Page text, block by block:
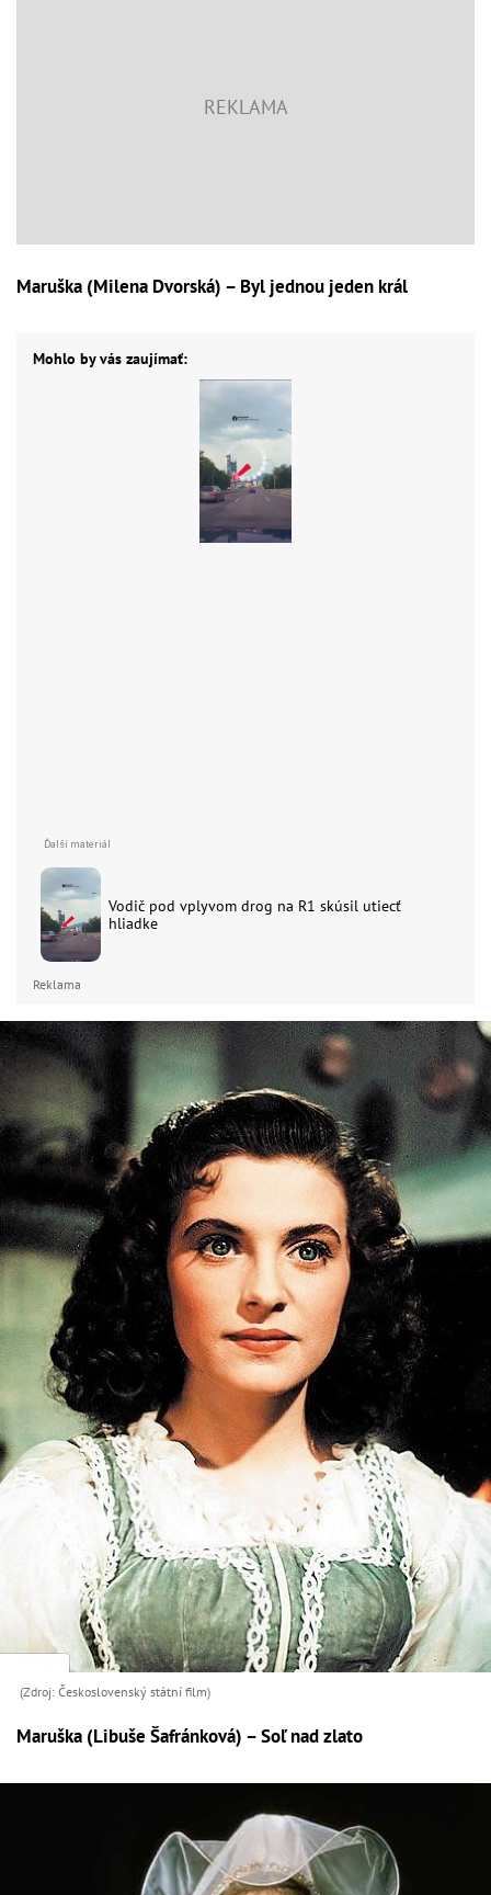
Maruška (Milena Dvorská) – Byl jednou jeden král
Mohlo by vás zaujímať:
Vodič pod vplyvom drog na R1 skúsil utiecť
hliadke
Reklama
(Zdroj: Československý státní film)
Maruška (Libuše Šafránková) – Soľ nad zlato